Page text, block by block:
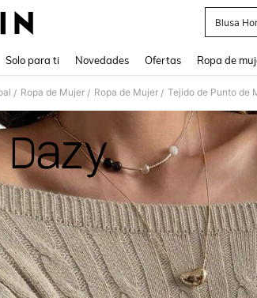
Blusa
Solo para ti Novedades Ofertas Ropa de
/ Ropa de Mujer / Ropa de Mujer / Tejido de Punto de